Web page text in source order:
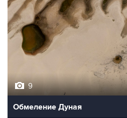
9
Обмеление Дуная